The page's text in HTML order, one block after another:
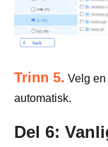
Trinn 5. Velg
automatisk.
Del 6: